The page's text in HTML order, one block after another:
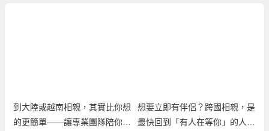
到大陸或越南相親，其實比你想
的更簡單——讓專業團隊陪你找
想要立即有伴侶？跨國相親，是
最快回到「有人在等你」的人生